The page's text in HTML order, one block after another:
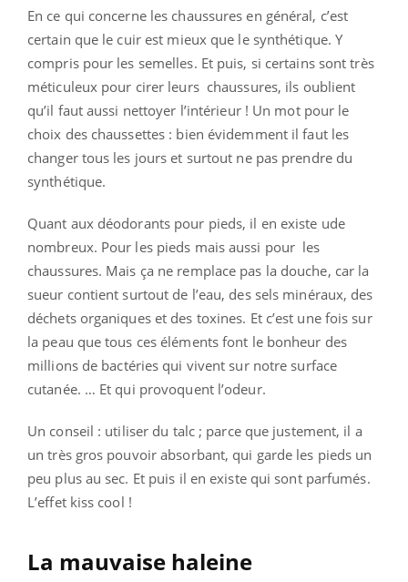
En ce qui concerne les chaussures en général, c’est
certain que le cuir est mieux que le synthétique. Y
compris pour les semelles. Et puis, si certains sont très
méticuleux pour cirer leurs chaussures, ils oublient
qu’il faut aussi nettoyer l’intérieur ! Un mot pour le
choix des chaussettes : bien évidemment il faut les
changer tous les jours et surtout ne pas prendre du
synthétique.
Quant aux déodorants pour pieds, il en existe ude
nombreux. Pour les pieds mais aussi pour les
chaussures. Mais ça ne remplace pas la douche, car la
sueur contient surtout de l’eau, des sels minéraux, des
déchets organiques et des toxines. Et c’est une fois sur
la peau que tous ces éléments font le bonheur des
millions de bactéries qui vivent sur notre surface
cutanée. … Et qui provoquent l’odeur.
Un conseil : utiliser du talc ; parce que justement, il a
un très gros pouvoir absorbant, qui garde les pieds un
peu plus au sec. Et puis il en existe qui sont parfumés.
L’effet kiss cool !
La mauvaise haleine